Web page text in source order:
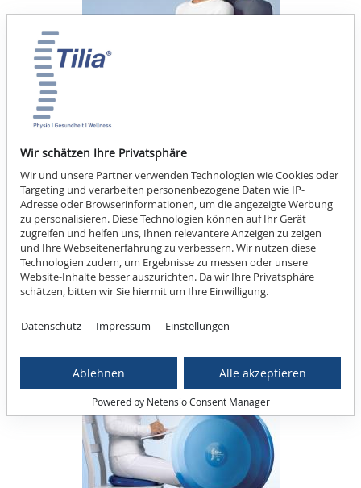
Wir schätzen Ihre Privatsphäre
Wir und unsere Partner verwenden Technologien wie Cookies oder
Targeting und verarbeiten personenbezogene Daten wie IP-
Adresse oder Browserinformationen, um die angezeigte Werbung
zu personalisieren. Diese Technologien können auf Ihr Gerät
zugreifen und helfen uns, Ihnen relevantere Anzeigen zu zeigen
und Ihre Webseitenerfahrung zu verbessern. Wir nutzen diese
Technologien zudem, um Ergebnisse zu messen oder unsere
Website-Inhalte besser auszurichten. Da wir Ihre Privatsphäre
schätzen, bitten wir Sie hiermit um Ihre Einwilligung.
Datenschutz Impressum Einstellungen
Ablehnen Alle akzeptieren
Powered by Netensio Consent Manager
Treffen Sie eine gesunde Entscheidung - stützen und
entlasten Sie Ihren Rücken während der Autofahrt
45,90 € *
Mehr Informationen